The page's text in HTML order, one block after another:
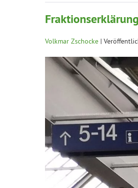
Volkmar Zschocke |